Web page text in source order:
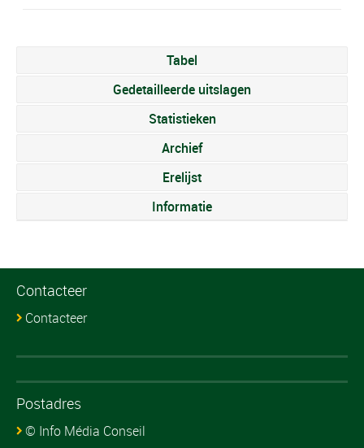
Tabel
Gedetailleerde uitslagen
Statistieken
Archief
Erelijst
Informatie
Contacteer
Contacteer
Postadres
© Info Média Conseil